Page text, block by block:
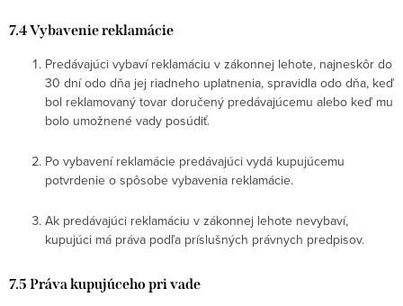
7.4 Vybavenie reklamácie
Predávajúci vybaví reklamáciu v zákonnej lehote, najneskôr do
30 dní odo dňa jej riadneho uplatnenia, spravidla odo dňa, keď
bol reklamovaný tovar doručený predávajúcemu alebo keď mu
bolo umožnené vady posúdiť.
Po vybavení reklamácie predávajúci vydá kupujúcemu
potvrdenie o spôsobe vybavenia reklamácie.
Ak predávajúci reklamáciu v zákonnej lehote nevybaví,
kupujúci má práva podľa príslušných právnych predpisov.
7.5 Práva kupujúceho pri vade